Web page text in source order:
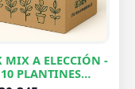
MIX A ELECCIÓN -
10 PLANTINES